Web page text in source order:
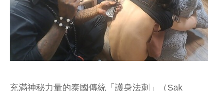
充滿神秘力量的泰國傳統「護身法刺」（Sak